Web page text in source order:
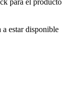
para el producto
a estar disponible